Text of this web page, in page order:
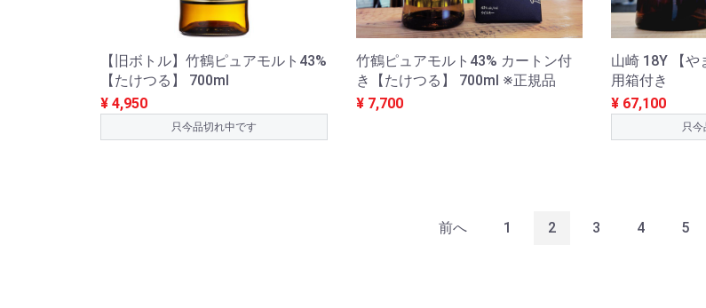
【旧ボトル】竹鶴ピュアモルト43%
【たけつる】 700ml
¥ 4,950
只今品切れ中です
竹鶴ピュアモルト43% カートン付
き【たけつる】 700ml ※正規品
¥ 7,700
山崎 18Y 【
用箱付き
¥ 67,100
只今
前へ 1 2 3 4 5